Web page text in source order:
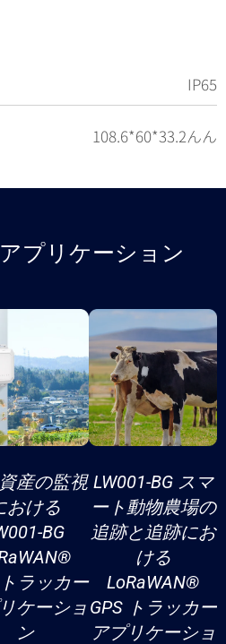
IP65
108.6*60*33.2んん
プリケーション
産の監視
おける
BG
ラッカー
ケーショ
ン
LW001-BG スマ
ート動物農場の
追跡と追跡にお
ける
LoRaWAN®
GPS トラッカー
アプリケーショ